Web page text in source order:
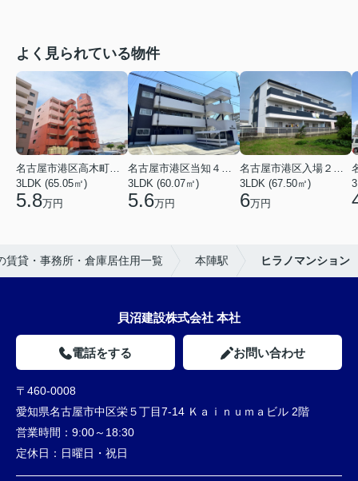
よく見られている物件
名古屋市港区高木町３丁目
3LDK (65.05㎡)
5.8万円
名古屋市港区当知４丁目
3LDK (60.07㎡)
5.6万円
名古屋市港区入場２丁目
3LDK (67.50㎡)
6万円
賃貸・事務所・倉庫居住用一覧 本陣駅 ヒラノマンション
貝沼建設株式会社 本社
電話をする お問い合わせ
〒460-0008
愛知県名古屋市中区栄５丁目7-14 Ｋａｉｎｕｍａビル 2階
営業時間： 9:00～18:30
定休日： 日曜日・祝日